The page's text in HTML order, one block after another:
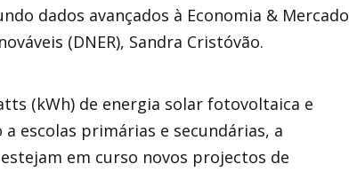
dados avançados à Economia & Mercado
(DNER), Sandra Cristóvão.
(kWh) de energia solar fotovoltaica e
escolas primárias e secundárias, a
em curso novos projectos de